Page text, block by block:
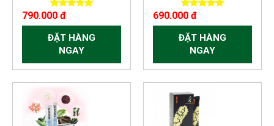
790.000 đ
ĐẶT HÀNG
NGAY
690.000 đ
ĐẶT HÀNG
NGAY